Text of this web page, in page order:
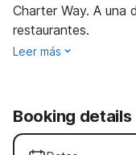
Charter Way. A una
restaurantes.
Leer más
Booking details